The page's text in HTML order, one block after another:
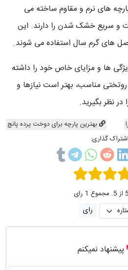
های نرم و مقاوم ساخته می
سریع خشک شدن را دارند. این
های گرم سال استفاده می شوند.
ها و مزایای خاص خود را داشته
روتختی مناسب، بهتر است نیازها و
نظر بگیرید.
بهترین پارچه برای دوخت پرده پانچ
اشتراک گذاری:
پیشنهاد نمیکنم